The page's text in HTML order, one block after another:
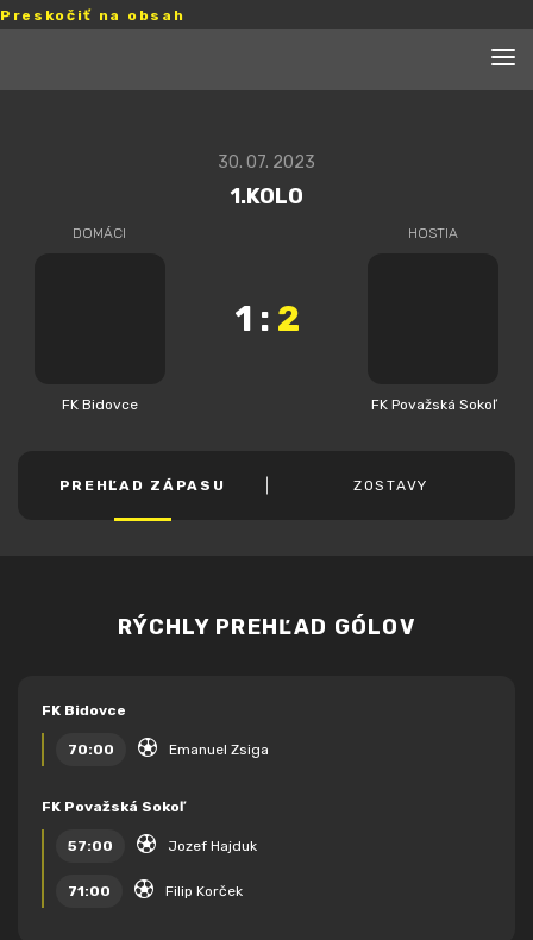
Preskočiť na obsah
30. 07. 2023
1.KOLO
DOMÁCI
FK Bidovce
1 : 2
HOSTIA
FK Považská Sokoľ
PREHĽAD ZÁPASU ZOSTAVY
RÝCHLY PREHĽAD GÓLOV
FK Bidovce
70:00 Emanuel Zsiga
FK Považská Sokoľ
57:00 Jozef Hajduk
71:00 Filip Korček